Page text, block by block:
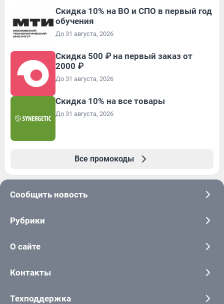
Скидка 10% на ВО и СПО в первый год
обучения
До 31 августа, 2026
Скидка 500 ₽ на первый заказ от
2000 ₽
До 31 августа, 2026
Скидка 10% на все товары
До 31 августа, 2026
Все промокоды
Сообщить новость
Рубрики
О сайте
Контакты
Техподдержка